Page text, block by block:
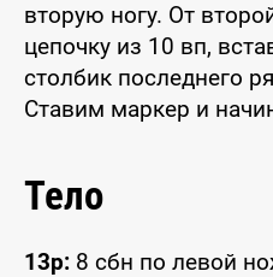
вторую ногу. От
цепочку из 10 вп,
столбик последнего
Ставим маркер и
Тело
13р: 8 сбн по левой